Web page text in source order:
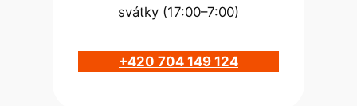
svátky (17:00–7:00)
+420 704 149 124